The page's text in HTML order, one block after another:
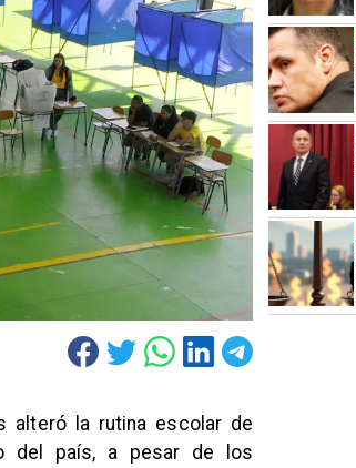
alteró la rutina escolar de
del país, a pesar de los